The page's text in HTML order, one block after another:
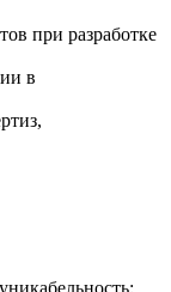
при разработке
в